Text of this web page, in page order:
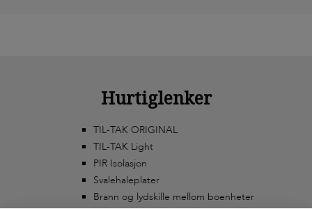
Hurtiglenker
TIL-TAK ORIGINAL
TIL-TAK Light
PIR Isolasjon
Svalehaleplater
Brann og lydskille mellom boenheter